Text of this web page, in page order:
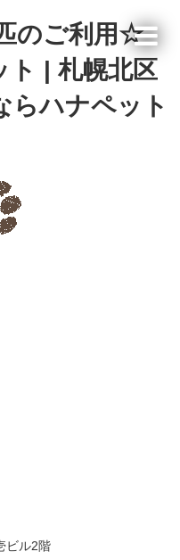
のご利用☆
ト | 札幌北区
らハナペット
ビル2階